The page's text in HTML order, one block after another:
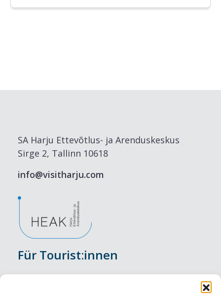
SA Harju Ettevõtlus- ja Arenduskeskus
Sirge 2, Tallinn 10618
info@visitharju.com
Für Tourist:innen